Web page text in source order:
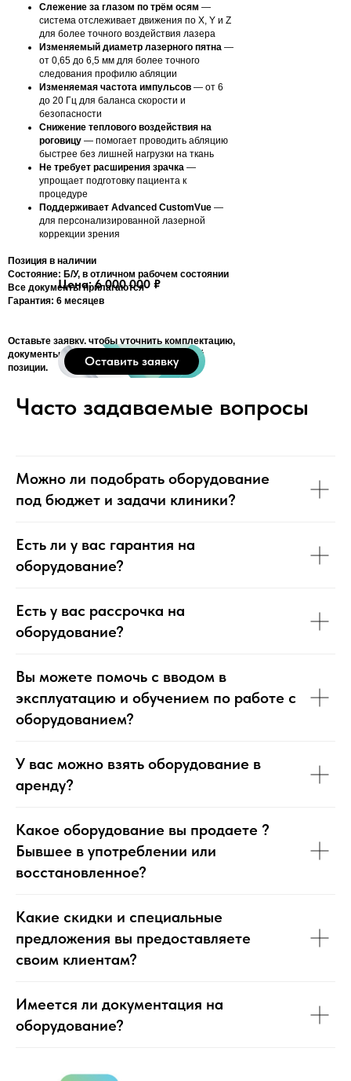
Слежение за глазом по трём осям —
система отслеживает движения по X, Y и Z
для более точного воздействия лазера
Изменяемый диаметр лазерного пятна —
от 0,65 до 6,5 мм для более точного
следования профилю абляции
Изменяемая частота импульсов — от 6
до 20 Гц для баланса скорости и
безопасности
Снижение теплового воздействия на
роговицу — помогает проводить абляцию
быстрее без лишней нагрузки на ткань
Не требует расширения зрачка —
упрощает подготовку пациента к
процедуре
Поддерживает Advanced CustomVue —
для персонализированной лазерной
коррекции зрения
Позиция в наличии
Состояние: Б/У, в отличном рабочем состоянии
Все документы прилагаются
Гарантия: 6 месяцев
Оставьте заявку, чтобы уточнить комплектацию,
документы и условия поставки по данной
позиции.
Оставить заявку
Цена: 6 000 000 ₽
Часто задаваемые вопросы
Можно ли подобрать оборудование
под бюджет и задачи клиники?
Есть ли у вас гарантия на
оборудование?
Есть у вас рассрочка на
оборудование?
Вы можете помочь с вводом в
эксплуатацию и обучением по работе с
оборудованием?
У вас можно взять оборудование в
аренду?
Какое оборудование вы продаете ?
Бывшее в употреблении или
восстановленное?
Какие скидки и специальные
предложения вы предоставляете
своим клиентам?
Имеется ли документация на
оборудование?